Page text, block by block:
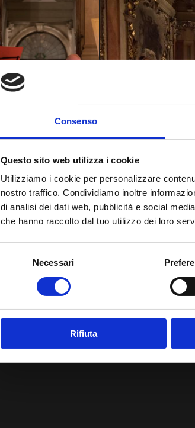
Consenso
Questo sito web utilizza i cookie
Utilizziamo i cookie per personalizzare
nostro traffico. Condividiamo inoltre
di analisi dei dati web, pubblicità e social
che hanno raccolto dal tuo utilizzo dei loro
Necessari
Rifiuta